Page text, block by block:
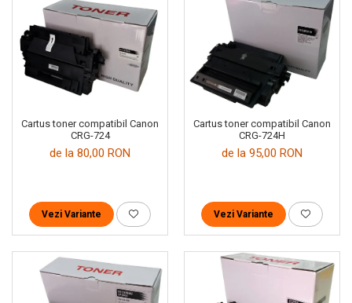
Cartus toner compatibil Canon
CRG-724
de la 80,00 RON
Vezi Variante
Cartus toner compatibil Canon
CRG-724H
de la 95,00 RON
Vezi Variante